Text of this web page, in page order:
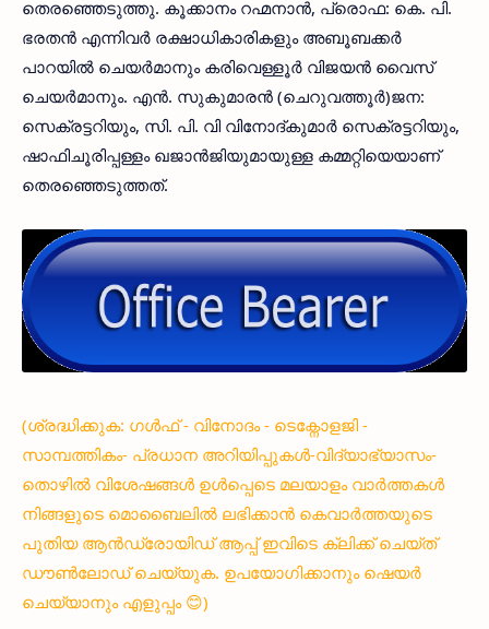
തെരഞ്ഞെടുത്തു. കൂക്കാനം റഹ്മനാന്‍, പ്രൊഫ: കെ. പി.
ഭരതന്‍ എന്നിവര്‍ രക്ഷാധികാരികളും അബൂബക്കര്‍
പാറയില്‍ ചെയര്‍മാനും കരിവെള്ളൂര്‍ വിജയന്‍ വൈസ്
ചെയര്‍മാനും. എന്‍. സുകുമാരന്‍ (ചെറുവത്തൂര്‍)ജന:
സെക്രട്ടറിയും, സി. പി. വി വിനോദ്കുമാര്‍ സെക്രട്ടറിയും,
ഷാഫിചൂരിപ്പള്ളം ഖജാന്‍ജിയുമായുള്ള കമ്മറ്റിയെയാണ്
തെരഞ്ഞെടുത്തത്.
(ശ്രദ്ധിക്കുക: ഗൾഫ് - വിനോദം - ടെക്നോളജി -
സാമ്പത്തികം- പ്രധാന അറിയിപ്പുകൾ-വിദ്യാഭ്യാസം-
തൊഴിൽ വിശേഷങ്ങൾ ഉൾപ്പെടെ മലയാളം വാർത്തകൾ
നിങ്ങളുടെ മൊബൈലിൽ ലഭിക്കാൻ കെവാർത്തയുടെ
പുതിയ ആൻഡ്രോയിഡ് ആപ്പ് ഇവിടെ ക്ലിക്ക് ചെയ്ത്
ഡൗൺലോഡ് ചെയ്യുക. ഉപയോഗിക്കാനും ഷെയർ
ചെയ്യാനും എളുപ്പം 😊)